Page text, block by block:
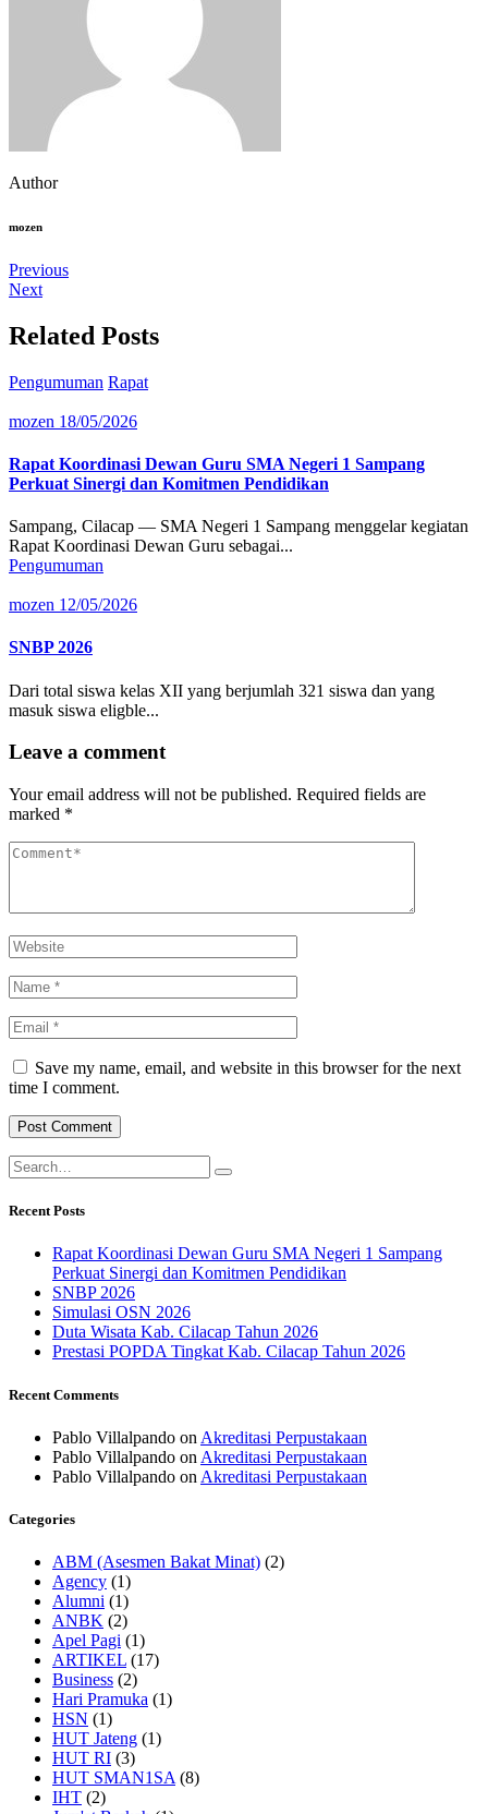
Author
mozen
Previous
Next
Related Posts
Pengumuman Rapat
mozen 18/05/2026
Rapat Koordinasi Dewan Guru SMA Negeri 1 Sampang
Perkuat Sinergi dan Komitmen Pendidikan
Sampang, Cilacap — SMA Negeri 1 Sampang menggelar kegiatan
Rapat Koordinasi Dewan Guru sebagai...
Pengumuman
mozen 12/05/2026
SNBP 2026
Dari total siswa kelas XII yang berjumlah 321 siswa dan yang
masuk siswa eligble...
Leave a comment
Your email address will not be published. Required fields are
marked *
Save my name, email, and website in this browser for the next
time I comment.
Recent Posts
Rapat Koordinasi Dewan Guru SMA Negeri 1 Sampang
Perkuat Sinergi dan Komitmen Pendidikan
SNBP 2026
Simulasi OSN 2026
Duta Wisata Kab. Cilacap Tahun 2026
Prestasi POPDA Tingkat Kab. Cilacap Tahun 2026
Recent Comments
Pablo Villalpando on Akreditasi Perpustakaan
Pablo Villalpando on Akreditasi Perpustakaan
Pablo Villalpando on Akreditasi Perpustakaan
Categories
ABM (Asesmen Bakat Minat) (2)
Agency (1)
Alumni (1)
ANBK (2)
Apel Pagi (1)
ARTIKEL (17)
Business (2)
Hari Pramuka (1)
HSN (1)
HUT Jateng (1)
HUT RI (3)
HUT SMAN1SA (8)
IHT (2)